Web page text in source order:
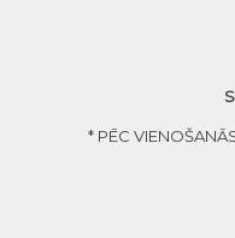
* PĒC